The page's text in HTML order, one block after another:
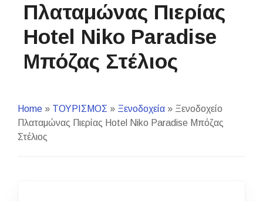
Πλαταμώνας Πιερίας
Hotel Niko Paradise
Μπόζας Στέλιος
Home » ΤΟΥΡΙΣΜΟΣ » Ξενοδοχεία » Ξενοδοχείο
Πλαταμώνας Πιερίας Hotel Niko Paradise Μπόζας
Στέλιος